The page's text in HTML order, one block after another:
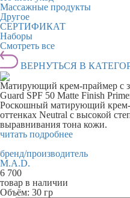
Массажные продукты
Другое
СЕРТИФИКАТ
Наборы
Смотреть все
ВЕРНУТЬСЯ В
Матирующий крем-праймер с
Guard SPF 50 Matte Finish
Роскошный матирующий крем-
оттенках Neutral с высокой
выравнивания тона кожи.
читать подробнее
бренд/производитель
M.A.D.
6 700
товар в наличии
Объём: 30 гр